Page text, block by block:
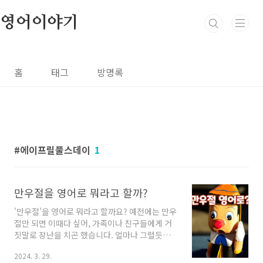
영어이야기
홈 태그 방명록
에이프릴풀스데이 1
만우절을 영어로 뭐라고 할까?
'만우절'을 영어로 뭐라고 할까요? 예전에는 만우
절만 되면 이때다 싶어, 가족이나 친구들에게 거
짓말로 장난을 치곤 했습니다. 얼마나 그럴듯하
준비할 때부터 스릴 넘치게 즐거웠던 것 같습니
2024. 3. 29.